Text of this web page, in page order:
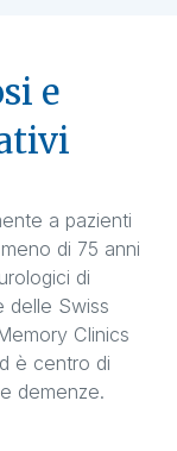
e
a pazienti
di 75 anni
di
delle Swiss
Clinics
è centro di
demenze.